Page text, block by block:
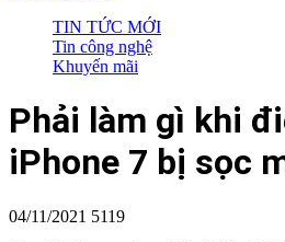
TIN TỨC MỚI
Tin công nghệ
Khuyến mãi
Phải làm gì khi
iPhone 7 bị sọc
04/11/2021 5119